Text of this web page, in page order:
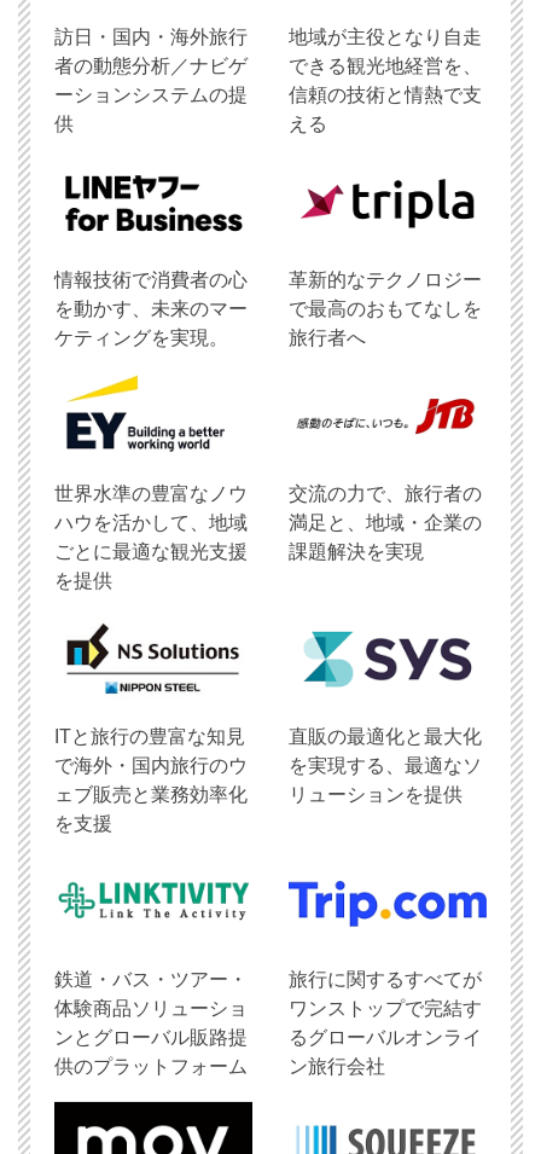
訪日・国内・海外旅行
者の動態分析／ナビゲ
ーションシステムの提
供
地域が主役となり自走
できる観光地経営を、
信頼の技術と情熱で支
える
情報技術で消費者の心
を動かす、未来のマー
ケティングを実現。
革新的なテクノロジー
で最高のおもてなしを
旅行者へ
世界水準の豊富なノウ
ハウを活かして、地域
ごとに最適な観光支援
を提供
交流の力で、旅行者の
満足と、地域・企業の
課題解決を実現
ITと旅行の豊富な知見
で海外・国内旅行のウ
ェブ販売と業務効率化
を支援
直販の最適化と最大化
を実現する、最適なソ
リューションを提供
鉄道・バス・ツアー・
体験商品ソリューショ
ンとグローバル販路提
供のプラットフォーム
旅行に関するすべてが
ワンストップで完結す
るグローバルオンライ
ン旅行会社